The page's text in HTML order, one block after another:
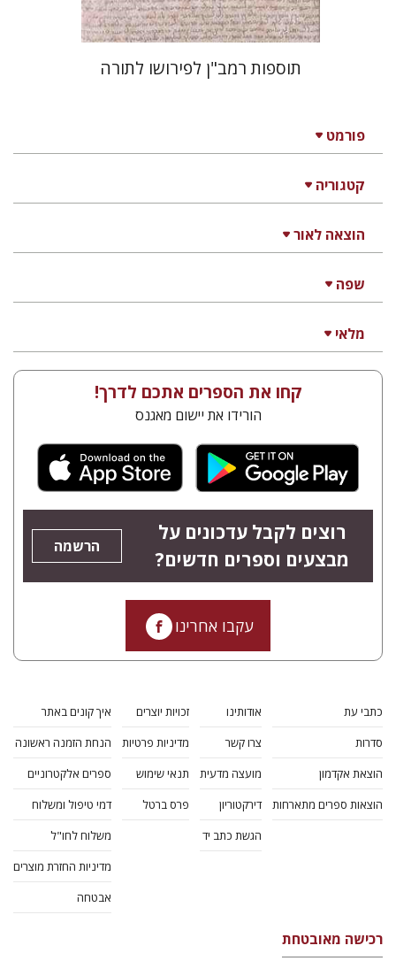
פורמט
קטגוריה
הוצאה לאור
שפה
מלאי
תוספות רמב"ן לפירושו לתורה
קחו את הספרים אתכם לדרך!
הורידו את יישום מאגנס
רוצים לקבל עדכונים על
מבצעים וספרים חדשים?
הרשמה
עקבו אחרינו
כתבי עת
סדרות
הוצאת אקדמון
הוצאות ספרים מתארחות
אודותינו
צרו קשר
מועצה מדעית
דירקטוריון
הגשת כתב יד
זכויות יוצרים
מדיניות פרטיות
תנאי שימוש
פרס ברטל
איך קונים באתר
הנחת הזמנה ראשונה
ספרים אלקטרוניים
דמי טיפול ומשלוח
משלוח לחו"ל
מדיניות החזרת מוצרים
אבטחה
רכישה מאובטחת